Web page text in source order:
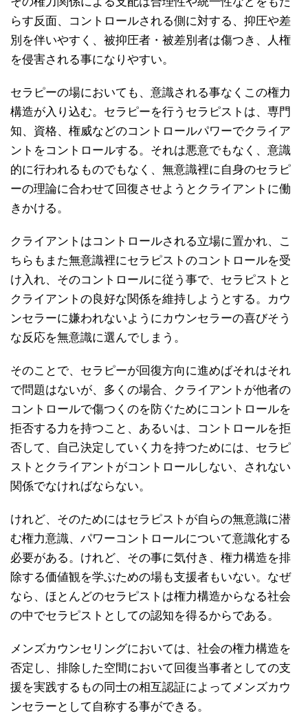
らす反面、コントロールされる側に対する、抑圧や差
別を伴いやすく、被抑圧者・被差別者は傷つき、人権
を侵害される事になりやすい。
セラピーの場においても、意識される事なくこの権力
構造が入り込む。セラピーを行うセラピストは、専門
知、資格、権威などのコントロールパワーでクライア
ントをコントロールする。それは悪意でもなく、意識
的に行われるものでもなく、無意識裡に自身のセラピ
ーの理論に合わせて回復させようとクライアントに働
きかける。
クライアントはコントロールされる立場に置かれ、こ
ちらもまた無意識裡にセラピストのコントロールを受
け入れ、そのコントロールに従う事で、セラピストと
クライアントの良好な関係を維持しようとする。カウ
ンセラーに嫌われないようにカウンセラーの喜びそう
な反応を無意識に選んでしまう。
そのことで、セラピーが回復方向に進めばそれはそれ
で問題はないが、多くの場合、クライアントが他者の
コントロールで傷つくのを防ぐためにコントロールを
拒否する力を持つこと、あるいは、コントロールを拒
否して、自己決定していく力を持つためには、セラピ
ストとクライアントがコントロールしない、されない
関係でなければならない。
けれど、そのためにはセラピストが自らの無意識に潜
む権力意識、パワーコントロールについて意識化する
必要がある。けれど、その事に気付き、権力構造を排
除する価値観を学ぶための場も支援者もいない。なぜ
なら、ほとんどのセラピストは権力構造からなる社会
の中でセラピストとしての認知を得るからである。
メンズカウンセリングにおいては、社会の権力構造を
否定し、排除した空間において回復当事者としての支
援を実践するもの同士の相互認証によってメンズカウ
ンセラーとして自称する事ができる。